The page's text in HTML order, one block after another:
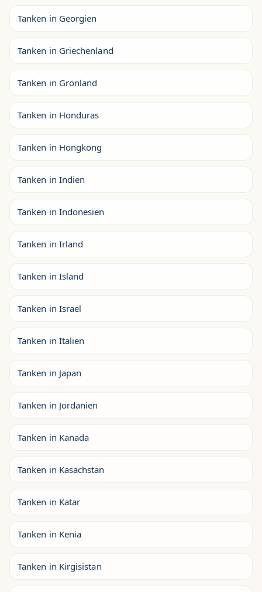
Tanken in Georgien
Tanken in Griechenland
Tanken in Grönland
Tanken in Honduras
Tanken in Hongkong
Tanken in Indien
Tanken in Indonesien
Tanken in Irland
Tanken in Island
Tanken in Israel
Tanken in Italien
Tanken in Japan
Tanken in Jordanien
Tanken in Kanada
Tanken in Kasachstan
Tanken in Katar
Tanken in Kenia
Tanken in Kirgisistan